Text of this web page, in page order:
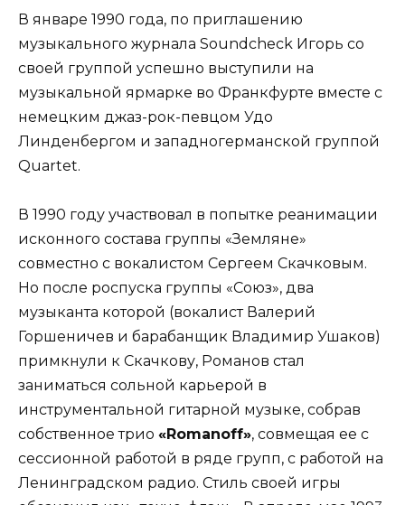
В январе 1990 года, по приглашению
музыкального журнала Soundcheck Игорь со
своей группой успешно выступили на
музыкальной ярмарке во Франкфурте вместе с
немецким джаз-рок-певцом Удо
Линденбергом и западногерманской группой
Quartet.
В 1990 году участвовал в попытке реанимации
исконного состава группы «Земляне»
совместно с вокалистом Сергеем Скачковым.
Но после роспуска группы «Союз», два
музыканта которой (вокалист Валерий
Горшеничев и барабанщик Владимир Ушаков)
примкнули к Скачкову, Романов стал
заниматься сольной карьерой в
инструментальной гитарной музыке, собрав
собственное трио «Romanoff», совмещая ее с
сессионной работой в ряде групп, с работой на
Ленинградском радио. Стиль своей игры